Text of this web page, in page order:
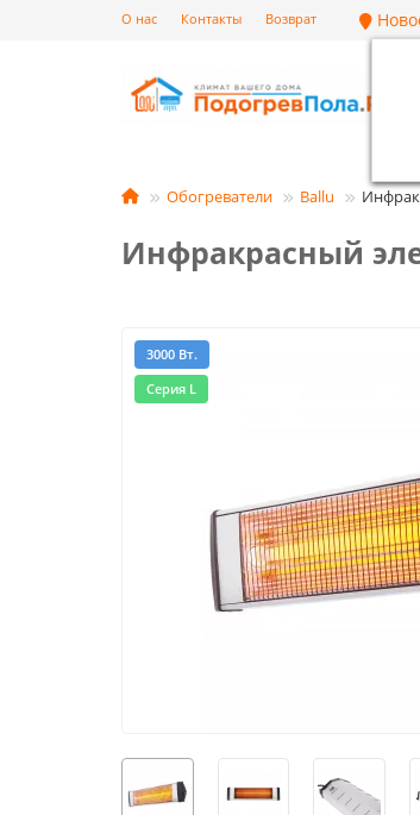
О нас Контакты Возврат
Обогреватели Ballu
Инфракрасный
3000 Вт.
Серия L